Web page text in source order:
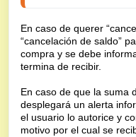
En caso de querer
“cancelación de saldo”
compra y se debe
termina de recibir.
En caso de que la suma
desplegará un alerta
el usuario lo autorice y
motivo por el cual se